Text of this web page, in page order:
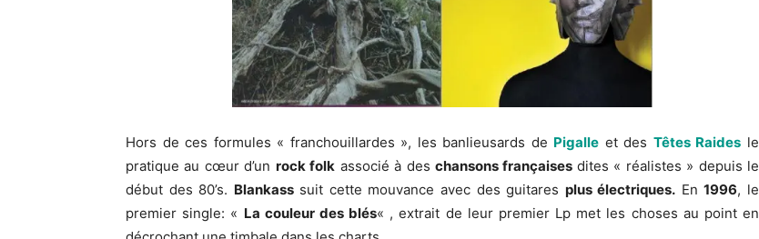
Hors de ces formules « franchouillardes », les banlieusards de Pigalle et des Têtes Raides le
pratique au cœur d’un rock folk associé à des chansons françaises dites « réalistes » depuis le
début des 80’s. Blankasssuit cette mouvance avec des guitares plus électriques. En1996, le
premier single: « La couleur des blés« , extrait de leur premier Lp met les choses au point en